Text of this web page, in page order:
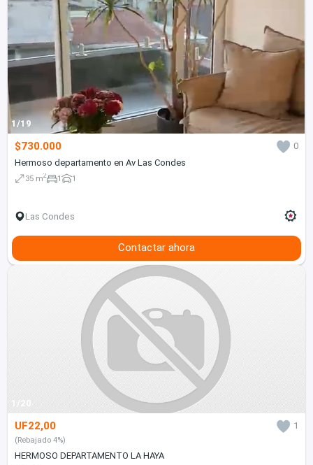
1/19
$730.000
0
Hermoso departamento en Av Las Condes
35 m2 1 1
Las Condes
Contactar ahora
1/20
UF22,00 1
(Rebajado 4%)
HERMOSO DEPARTAMENTO LA HAYA